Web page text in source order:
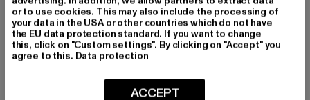
TOM TAILOR
Stiefel
TOM TAILOR
Stiefel
or to use cookies. This may also include the processing of
your data in the USA or other countries which do not have
the EU data protection standard. If you want to change
this, click on "Custom settings". By clicking on "Accept" you
agree to this. Data protection
ACCEPT